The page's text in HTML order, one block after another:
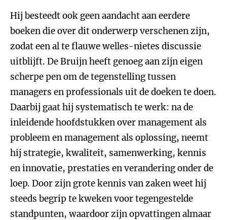
Hij besteedt ook geen aandacht aan eerdere
boeken die over dit onderwerp verschenen zijn,
zodat een al te flauwe welles-nietes discussie
uitblijft. De Bruijn heeft genoeg aan zijn eigen
scherpe pen om de tegenstelling tussen
managers en professionals uit de doeken te doen.
Daarbij gaat hij systematisch te werk: na de
inleidende hoofdstukken over management als
probleem en management als oplossing, neemt
hij strategie, kwaliteit, samenwerking, kennis
en innovatie, prestaties en verandering onder de
loep. Door zijn grote kennis van zaken weet hij
steeds begrip te kweken voor tegengestelde
standpunten, waardoor zijn opvattingen almaar